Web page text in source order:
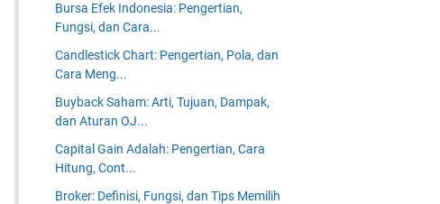
Bursa Efek Indonesia: Pengertian,
Fungsi, dan Cara...
Candlestick Chart: Pengertian, Pola, dan
Cara Meng...
Buyback Saham: Arti, Tujuan, Dampak,
dan Aturan OJ...
Capital Gain Adalah: Pengertian, Cara
Hitung, Cont...
Broker: Definisi, Fungsi, dan Tips Memilih